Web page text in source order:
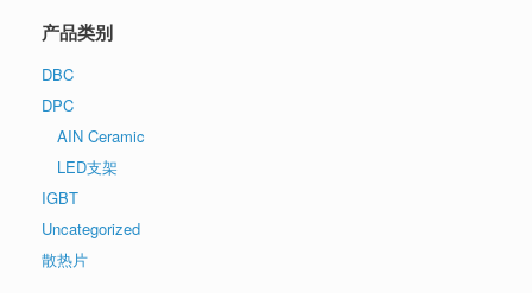
产品类别
DBC
DPC
AIN Ceramic
LED支架
IGBT
Uncategorized
散热片